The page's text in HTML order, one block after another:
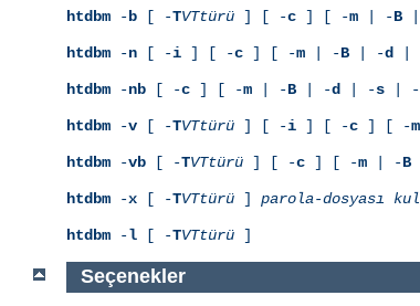
htdbm -b [ -TVTtürü ] [ -c ] [ -m | -B
htdbm -n [ -i ] [ -c ] [ -m | -B | -d |
htdbm -nb [ -c ] [ -m | -B | -d | -s | -
htdbm -v [ -TVTtürü ] [ -i ] [ -c ] [ -m
htdbm -vb [ -TVTtürü ] [ -c ] [ -m | -B
htdbm -x [ -TVTtürü ] parola-dosyası
htdbm -l [ -TVTtürü ]
Seçenekler